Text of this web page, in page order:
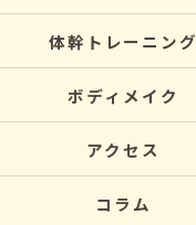
体幹トレーニング
ボディメイク
アクセス
コラム